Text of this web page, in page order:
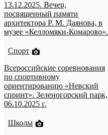
13.12.2025. Вечер,
посвященный памяти
архитектора Р. М. Даянова, в
музее «Келломяки-Комарово».
Спорт
Всероссийские соревнования
по спортивному
ориентированию «Невский
спринт». Зеленогорский парк,
06.10.2025 г.
Школы